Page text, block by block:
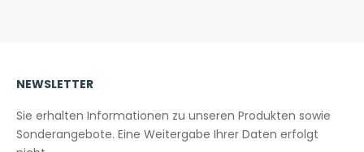
NEWSLETTER
Sie erhalten Informationen zu unseren Produkten sowie
Sonderangebote. Eine Weitergabe Ihrer Daten erfolgt